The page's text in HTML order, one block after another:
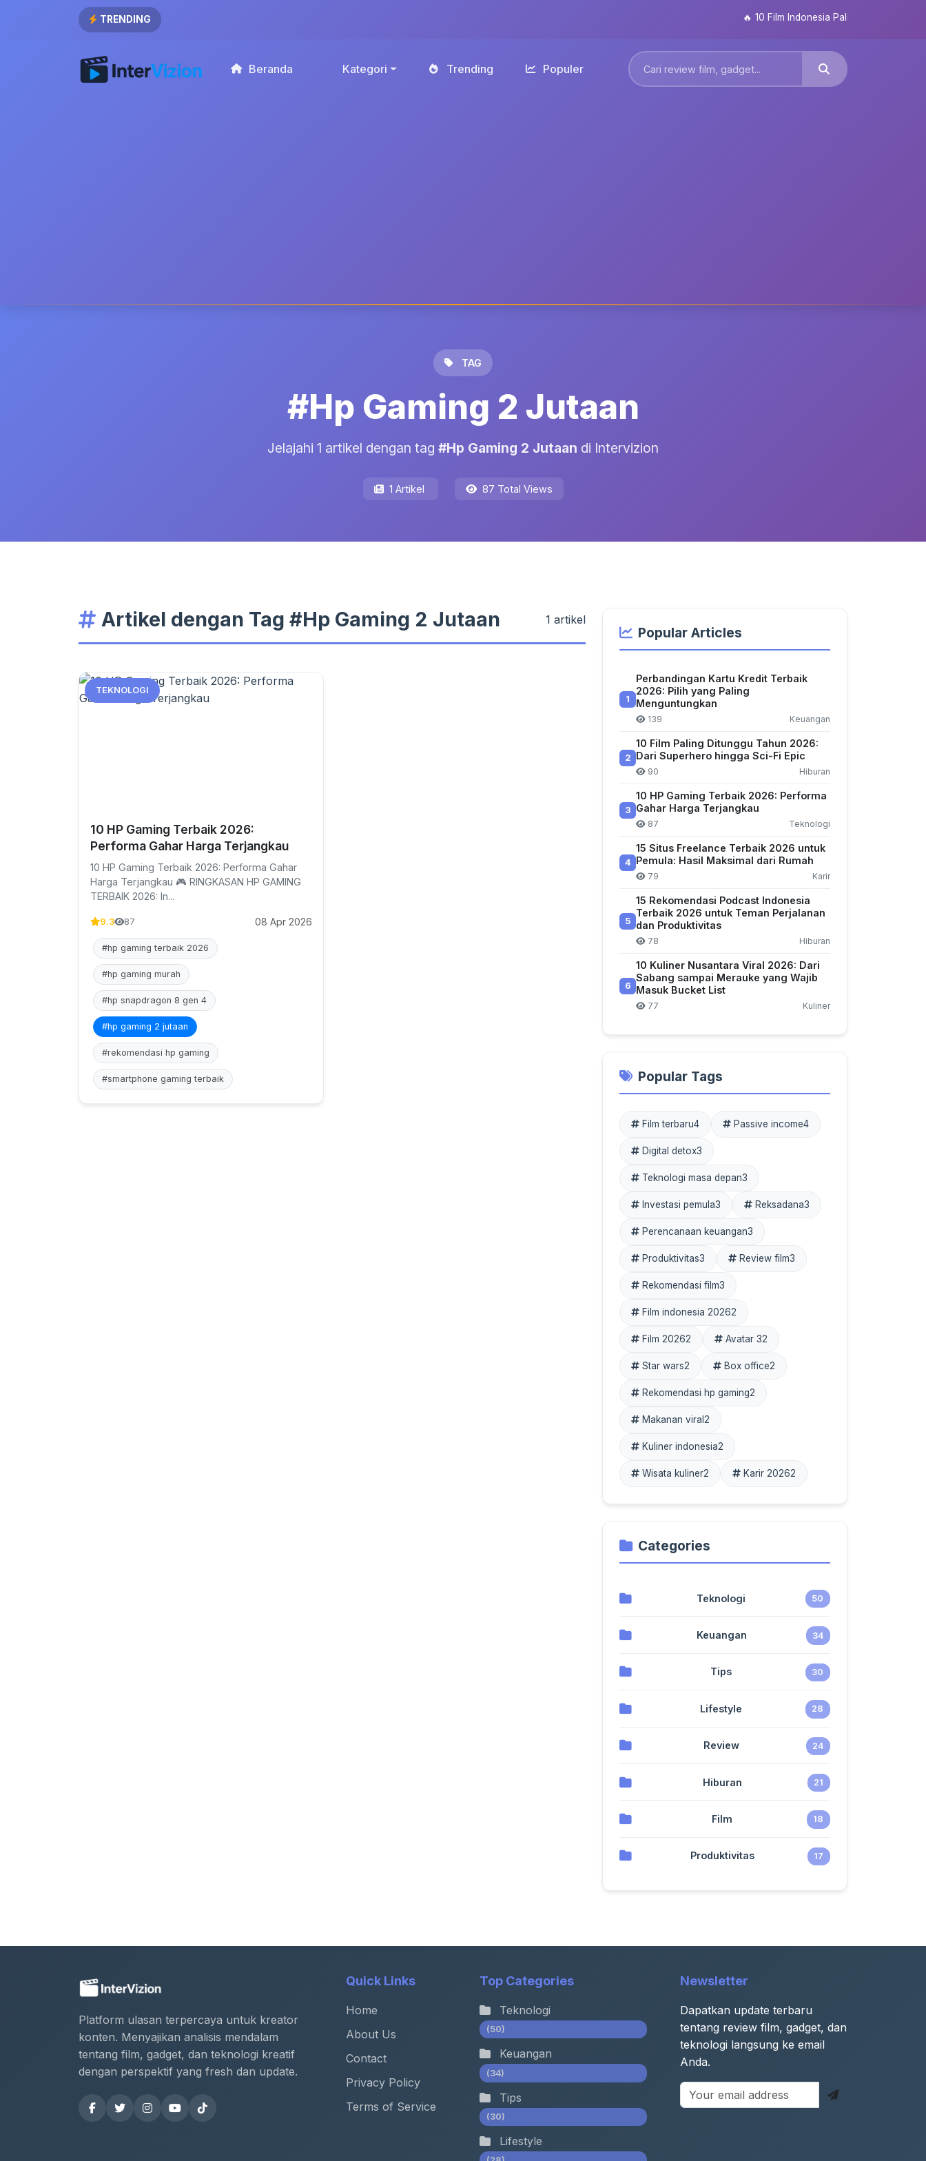
TRENDING 10 Film Indonesia Paling Ditunggu 2026:
Beranda Kategori Trending Populer
TAG
#Hp Gaming 2 Jutaan
Jelajahi 1 artikel dengan tag #Hp Gaming 2 Jutaan di Intervizion
1 Artikel 87 Total Views
Artikel dengan Tag #Hp Gaming 2 Jutaan 1 artikel
TEKNOLOGI
10 HP Gaming Terbaik 2026:
Performa Gahar Harga Terjangkau
10 HP Gaming Terbaik 2026: Performa Gahar
Harga Terjangkau 🎮 RINGKASAN HP GAMING
TERBAIK 2026: In...
9.3 87 08 Apr 2026
#hp gaming terbaik 2026
#hp gaming murah
#hp snapdragon 8 gen 4
#hp gaming 2 jutaan
#rekomendasi hp gaming
#smartphone gaming terbaik
Popular Articles
1
Perbandingan Kartu Kredit Terbaik
2026: Pilih yang Paling
Menguntungkan
139 Keuangan
2
10 Film Paling Ditunggu Tahun 2026:
Dari Superhero hingga Sci-Fi Epic
90 Hiburan
3
10 HP Gaming Terbaik 2026: Performa
Gahar Harga Terjangkau
87 Teknologi
4
15 Situs Freelance Terbaik 2026 untuk
Pemula: Hasil Maksimal dari Rumah
79 Karir
5
15 Rekomendasi Podcast Indonesia
Terbaik 2026 untuk Teman Perjalanan
dan Produktivitas
78 Hiburan
6
10 Kuliner Nusantara Viral 2026: Dari
Sabang sampai Merauke yang Wajib
Masuk Bucket List
77 Kuliner
Popular Tags
Film terbaru4 Passive income4
Digital detox3
Teknologi masa depan3
Investasi pemula3 Reksadana3
Perencanaan keuangan3
Produktivitas3 Review film3
Rekomendasi film3
Film indonesia 20262
Film 20262 Avatar 32
Star wars2 Box office2
Rekomendasi hp gaming2
Makanan viral 2
Kuliner indonesia2
Wisata kuliner2 Karir 20262
Categories
Teknologi 50
Keuangan 34
Tips 30
Lifestyle 28
Review 24
Hiburan 21
Film 18
Produktivitas 17
Platform ulasan terpercaya untuk kreator
konten. Menyajikan analisis mendalam
tentang film, gadget, dan teknologi kreatif
dengan perspektif yang fresh dan update.
Quick Links
Home
About Us
Contact
Privacy Policy
Terms of Service
Top Categories
Teknologi
(50)
Keuangan
(34)
Tips
(30)
Lifestyle
Newsletter
Dapatkan update terbaru
tentang review film, gadget, dan
teknologi langsung ke email
Anda.